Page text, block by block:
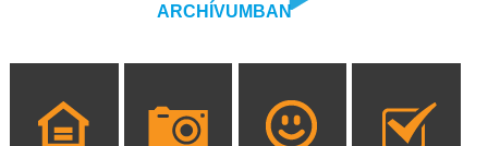
ARCHÍVUMBAN